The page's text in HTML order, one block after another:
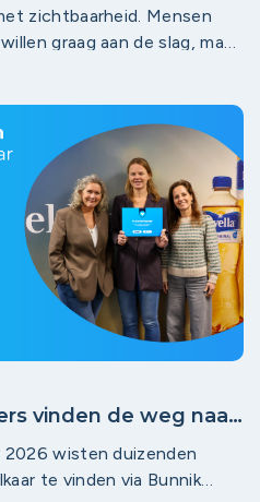
zichtbaarheid. Mensen
graag aan de slag, maar
daar maakt de
vinden de weg naar
wisten duizenden
te vinden via Bunnik